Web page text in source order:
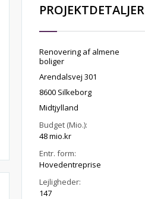
PROJEKTDETALJER
Renovering af almene
boliger
Arendalsvej 301
8600 Silkeborg
Midtjylland
Budget (Mio.):
48 mio.kr
Entr. form:
Hovedentreprise
Lejligheder:
147